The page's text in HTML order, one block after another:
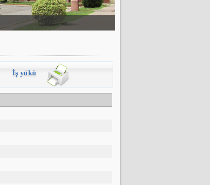
İş yükü